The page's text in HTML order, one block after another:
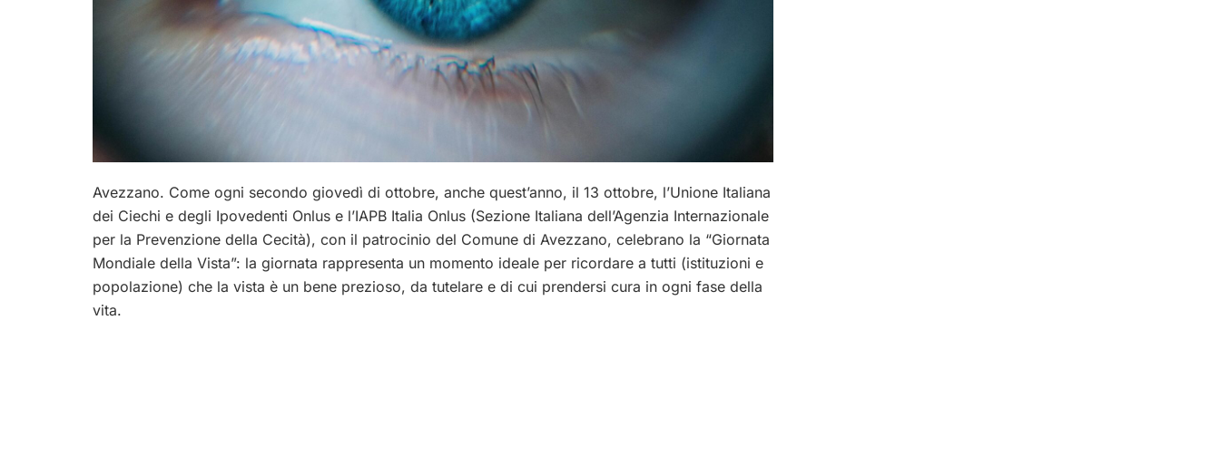
Avezzano. Come ogni secondo giovedì di ottobre, anche quest’anno, il 13 ottobre, l’Unione Italiana
dei Ciechi e degli Ipovedenti Onlus e l’IAPB Italia Onlus (Sezione Italiana dell’Agenzia Internazionale
per la Prevenzione della Cecità), con il patrocinio del Comune di Avezzano, celebrano la “Giornata
Mondiale della Vista”: la giornata rappresenta un momento ideale per ricordare a tutti (istituzioni e
popolazione) che la vista è un bene prezioso, da tutelare e di cui prendersi cura in ogni fase della
vita.